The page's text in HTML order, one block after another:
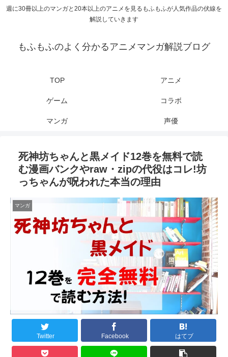
週に30冊以上のマンガと20本以上のアニメを見るもふもふが人気作品の伏線を
解説していきます
もふもふのよく分かるアニメマンガ解説ブログ
TOP アニメ
ゲーム コラボ
マンガ 声優
死神坊ちゃんと黒メイド12巻を無料で読
む漫画バンクやraw・zipの代役はコレ!坊
っちゃんが呪われた本当の理由
マンガ
Twitter Facebook はてブ